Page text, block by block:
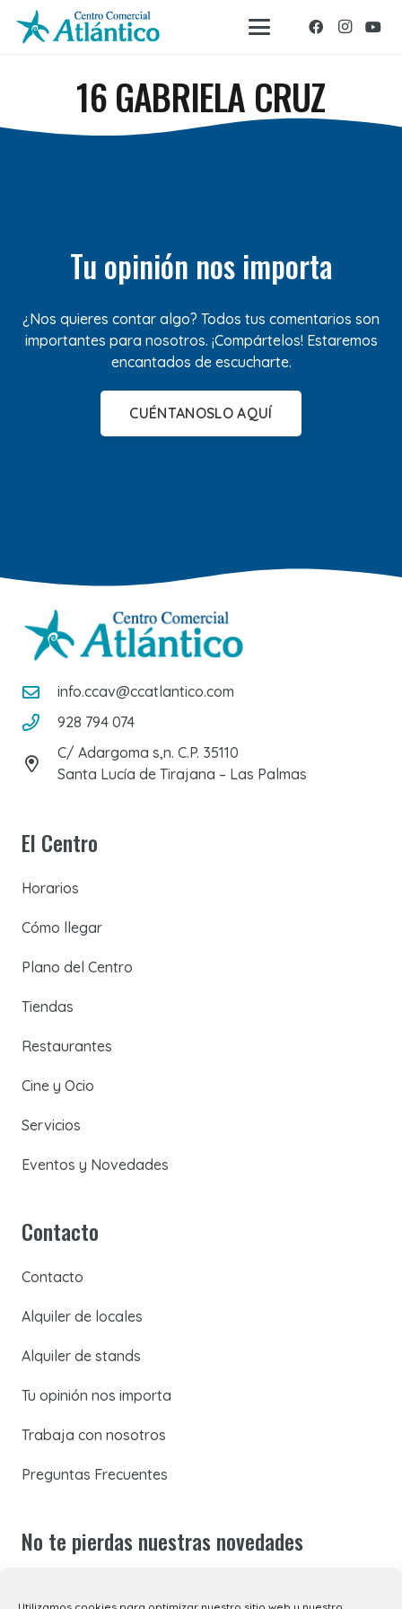
16 GABRIELA CRUZ
Tu opinión nos importa
¿Nos quieres contar algo? Todos tus comentarios son
importantes para nosotros. ¡Compártelos! Estaremos
encantados de escucharte.
CUÉNTANOSLO AQUÍ
info.ccav@ccatlantico.com
928 794 074
C/ Adargoma s,n. C.P. 35110
Santa Lucía de Tirajana – Las Palmas
El Centro
Horarios
Cómo llegar
Plano del Centro
Tiendas
Restaurantes
Cine y Ocio
Servicios
Eventos y Novedades
Contacto
Contacto
Alquiler de locales
Alquiler de stands
Tu opinión nos importa
Trabaja con nosotros
Preguntas Frecuentes
No te pierdas nuestras novedades